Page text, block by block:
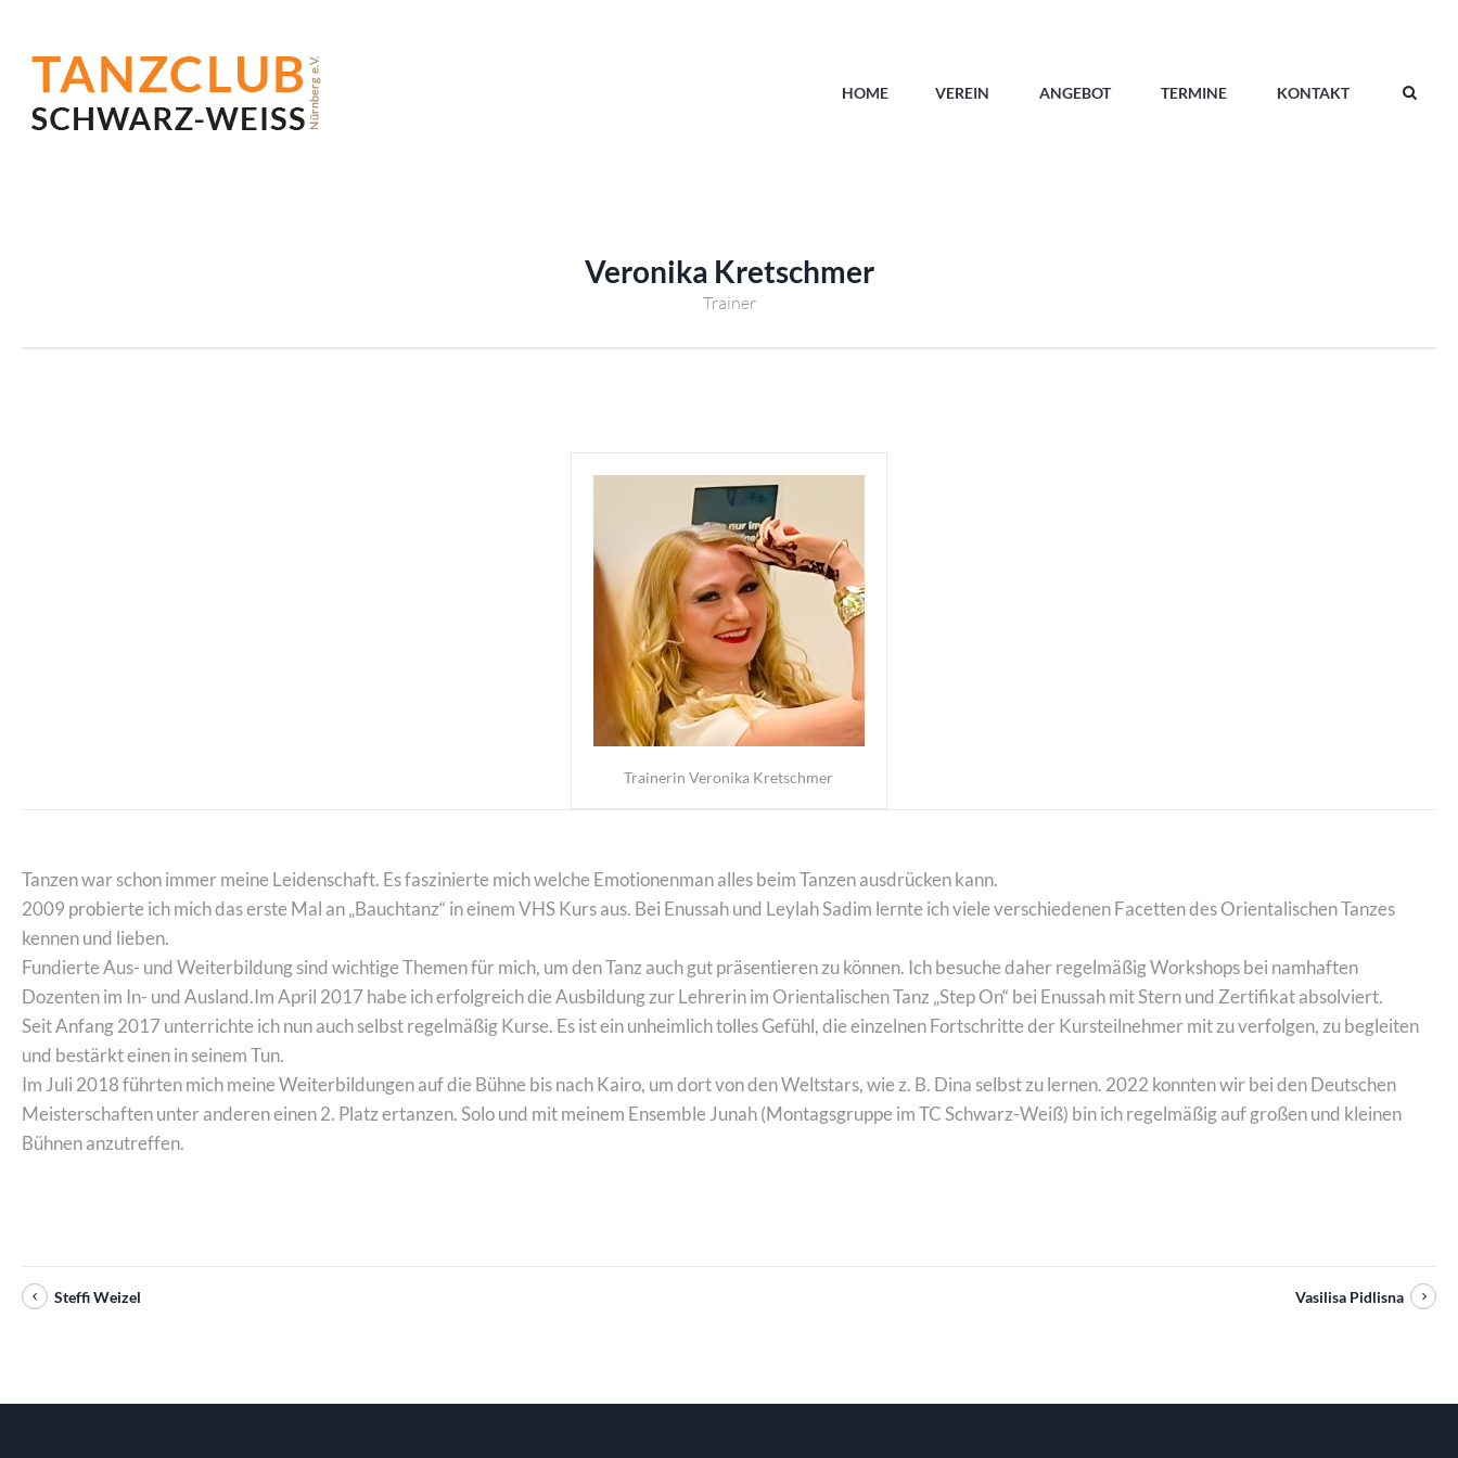
HOME VEREIN ANGEBOT TERMINE KONTAKT
Veronika Kretschmer
Trainer
Trainerin Veronika Kretschmer
Tanzen war schon immer meine Leidenschaft. Es faszinierte mich welche Emotionenman alles beim Tanzen ausdrücken kann.
2009 probierte ich mich das erste Mal an „Bauchtanz“ in einem VHS Kurs aus. Bei Enussah und Leylah Sadim lernte ich viele verschiedenen Facetten des Orientalischen Tanzes
kennen und lieben.
Fundierte Aus- und Weiterbildung sind wichtige Themen für mich, um den Tanz auch gut präsentieren zu können. Ich besuche daher regelmäßig Workshops bei namhaften
Dozenten im In- und Ausland.Im April 2017 habe ich erfolgreich die Ausbildung zur Lehrerin im Orientalischen Tanz „Step On“ bei Enussah mit Stern und Zertifikat absolviert.
Seit Anfang 2017 unterrichte ich nun auch selbst regelmäßig Kurse. Es ist ein unheimlich tolles Gefühl, die einzelnen Fortschritte der Kursteilnehmer mit zu verfolgen, zu begleiten
und bestärkt einen in seinem Tun.
Im Juli 2018 führten mich meine Weiterbildungen auf die Bühne bis nach Kairo, um dort von den Weltstars, wie z. B. Dina selbst zu lernen. 2022 konnten wir bei den Deutschen
Meisterschaften unter anderen einen 2. Platz ertanzen. Solo und mit meinem Ensemble Junah (Montagsgruppe im TC Schwarz-Weiß) bin ich regelmäßig auf großen und kleinen
Bühnen anzutreffen.
Steffi Weizel Vasilisa Pidlisna